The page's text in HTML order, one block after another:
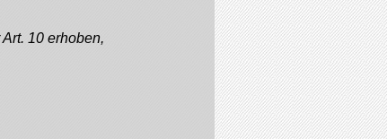
10 erhoben,